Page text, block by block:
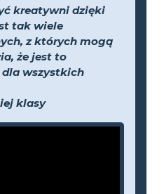
kreatywni dzięki
tak wiele
z których mogą
że jest to
wszystkich
klasy